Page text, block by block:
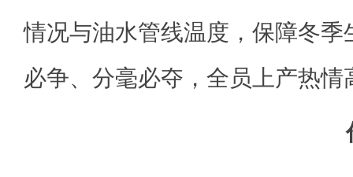
情况与油水管线温度，保障冬季
必争、分毫必夺，全员上产热情